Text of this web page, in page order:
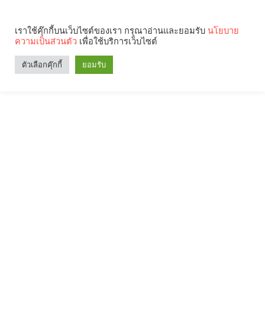
เราใช้คุ๊กกี้บนเว็บไซต์ของเรา กรุณาอ่านและยอมรับ นโยบาย
ความเป็นส่วนตัว เพื่อใช้บริการเว็บไซต์
ตัวเลือกคุ๊กกี้ ยอมรับ